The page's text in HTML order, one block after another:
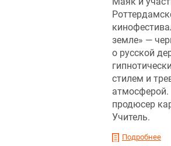
земле» —
о русской
стилем и
атмосферой.
продюсер
Учитель.
Подробнее